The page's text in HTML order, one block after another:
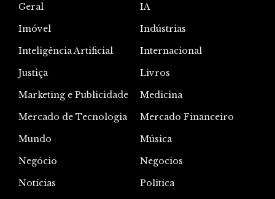
Geral
IA
Imóvel
Indústrias
Inteligência Artificial
Internacional
Justiça
Livros
Marketing e Publicidade
Medicina
Mercado de Tecnologia
Mercado Financeiro
Mundo
Música
Negócio
Negocios
Notícias
Politica